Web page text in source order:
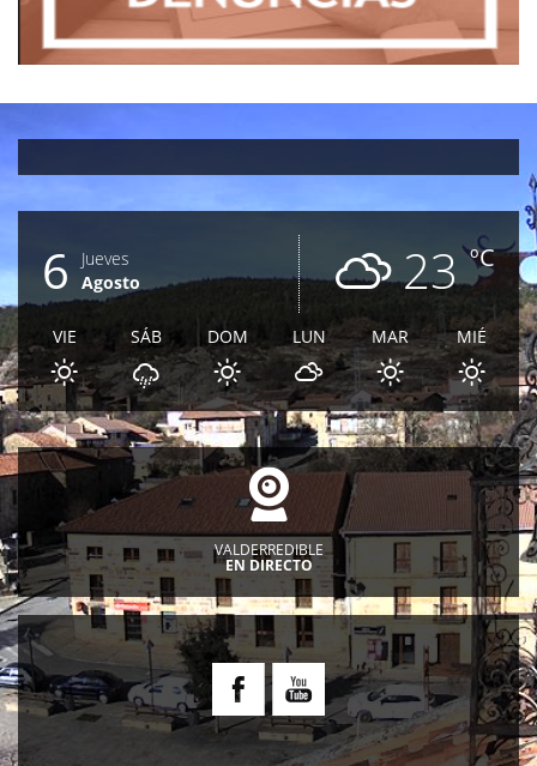
ºC
23
6
Jueves
Agosto
VIE SÁB DOM LUN MAR MIÉ
VALDERREDIBLE
EN DIRECTO